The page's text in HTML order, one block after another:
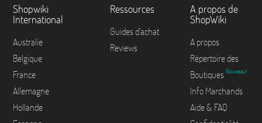
Shopwiki
International
Australie
Belgique
France
Allemagne
Hollande
Ressources
Guides d'achat
Reviews
A propos de
ShopWiki
A propos
Répertoire des
Boutiques Nouveau!
Info Marchands
Aide & FAQ